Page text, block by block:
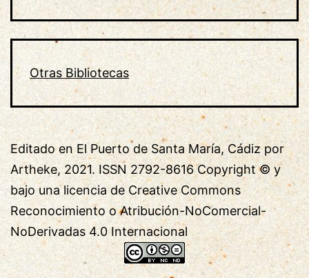
Otras Bibliotecas
Editado en El Puerto de Santa María, Cádiz por
Artheke, 2021. ISSN 2792-8616 Copyright © y
bajo una licencia de Creative Commons
Reconocimiento o Atribución-NoComercial-
NoDerivadas 4.0 Internacional